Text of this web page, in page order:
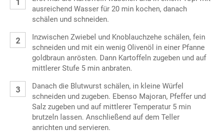
ausreichend Wasser für 20 min kochen, danach
schälen und schneiden.
Inzwischen Zwiebel und Knoblauchzehe schälen, fein
schneiden und mit ein wenig Olivenöl in einer Pfanne
goldbraun anrösten. Dann Kartoffeln zugeben und auf
mittlerer Stufe 5 min anbraten.
Danach die Blutwurst schälen, in kleine Würfel
schneiden und zugeben. Ebenso Majoran, Pfeffer und
Salz zugeben und auf mittlerer Temperatur 5 min
brutzeln lassen. Anschließend auf dem Teller
anrichten und servieren.